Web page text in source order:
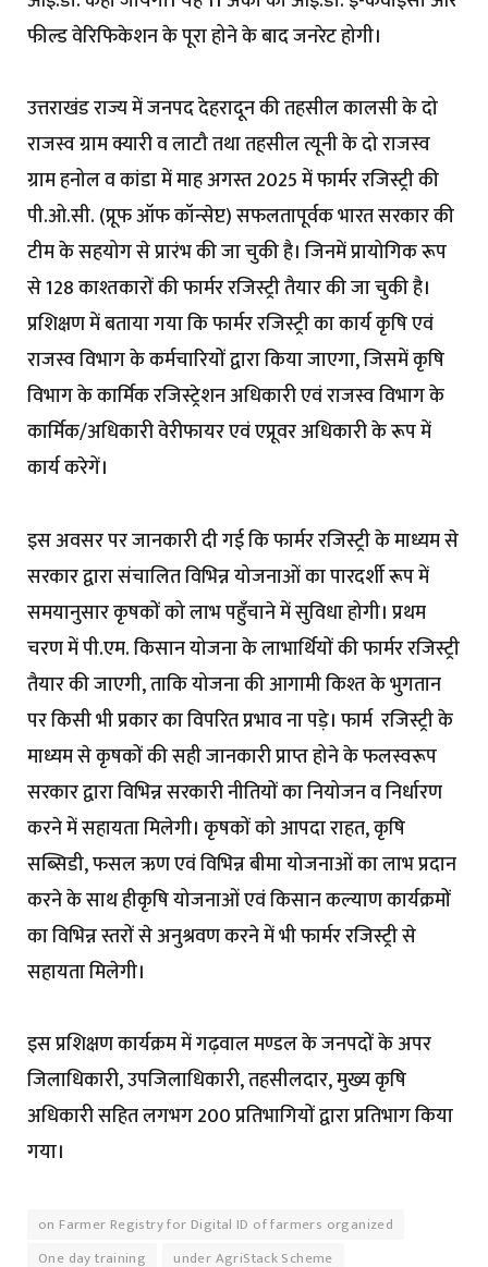
फील्ड वेरिफिकेशन के पूरा होने के बाद जनरेट होगी।
उत्तराखंड राज्य में जनपद देहरादून की तहसील कालसी के दो
राजस्व ग्राम क्यारी व लाटौ तथा तहसील त्यूनी के दो राजस्व
ग्राम हनोल व कांडा में माह अगस्त 2025 में फार्मर रजिस्ट्री की
पी.ओ.सी. (प्रूफ ऑफ कॉन्सेप्ट) सफलतापूर्वक भारत सरकार की
टीम के सहयोग से प्रारंभ की जा चुकी है। जिनमें प्रायोगिक रूप
से 128 काश्तकारों की फार्मर रजिस्ट्री तैयार की जा चुकी है।
प्रशिक्षण में बताया गया कि फार्मर रजिस्ट्री का कार्य कृषि एवं
राजस्व विभाग के कर्मचारियों द्वारा किया जाएगा, जिसमें कृषि
विभाग के कार्मिक रजिस्ट्रेशन अधिकारी एवं राजस्व विभाग के
कार्मिक/अधिकारी वेरीफायर एवं एप्रूवर अधिकारी के रूप में
कार्य करेगें।
इस अवसर पर जानकारी दी गई कि फार्मर रजिस्ट्री के माध्यम से
सरकार द्वारा संचालित विभिन्न योजनाओं का पारदर्शी रूप में
समयानुसार कृषकों को लाभ पहुँचाने में सुविधा होगी। प्रथम
चरण में पी.एम. किसान योजना के लाभार्थियों की फार्मर रजिस्ट्री
तैयार की जाएगी, ताकि योजना की आगामी किश्त के भुगतान
पर किसी भी प्रकार का विपरित प्रभाव ना पड़े। फार्म रजिस्ट्री के
माध्यम से कृषकों की सही जानकारी प्राप्त होने के फलस्वरूप
सरकार द्वारा विभिन्न सरकारी नीतियों का नियोजन व निर्धारण
करने में सहायता मिलेगी। कृषकों को आपदा राहत, कृषि
सब्सिडी, फसल ऋण एवं विभिन्न बीमा योजनाओं का लाभ प्रदान
करने के साथ हीकृषि योजनाओं एवं किसान कल्याण कार्यक्रमों
का विभिन्न स्तरों से अनुश्रवण करने में भी फार्मर रजिस्ट्री से
सहायता मिलेगी।
इस प्रशिक्षण कार्यक्रम में गढ़वाल मण्डल के जनपदों के अपर
जिलाधिकारी, उपजिलाधिकारी, तहसीलदार, मुख्य कृषि
अधिकारी सहित लगभग 200 प्रतिभागियों द्वारा प्रतिभाग किया
गया।
on Farmer Registry for Digital ID of farmers organized
One day training
under AgriStack Scheme